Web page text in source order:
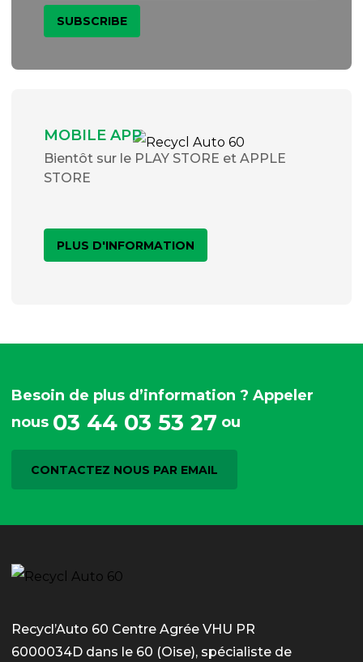
MOBILE APP
Bientôt sur le PLAY STORE et APPLE
STORE
PLUS D'INFORMATION
Besoin de plus d’information ? Appeler
nous 03 44 03 53 27 ou
CONTACTEZ NOUS PAR EMAIL
Recycl’Auto 60 Centre Agrée VHU PR
6000034D dans le 60 (Oise), spécialiste de